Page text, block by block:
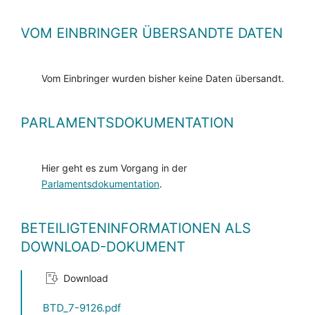
VOM EINBRINGER ÜBERSANDTE DATEN
Vom Einbringer wurden bisher keine Daten übersandt.
PARLAMENTSDOKUMENTATION
Hier geht es zum Vorgang in der
Parlamentsdokumentation.
BETEILIGTENINFORMATIONEN ALS
DOWNLOAD-DOKUMENT
Download
BTD_7-9126.pdf